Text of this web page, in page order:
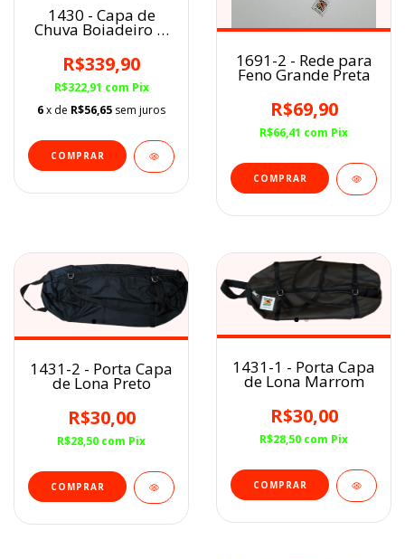
1430 - Capa de
Chuva Boiadeiro c/
R$339,90
R$322,91 com Pix
6x de R$56,65 sem juros
1691-2 - Rede para
Feno Grande Preta
R$69,90
R$66,41 com Pix
1431-2 - Porta Capa
de Lona Preto
R$30,00
R$28,50 com Pix
1431-1 - Porta Capa
de Lona Marrom
R$30,00
R$28,50 com Pix